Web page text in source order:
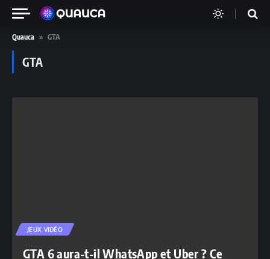
Quauca » GTA
GTA
JEUX VIDÉO
GTA 6 aura-t-il WhatsApp et Uber ? Ce